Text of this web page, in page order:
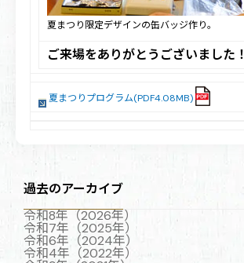
夏まつり限定デザインの缶バッジ作り。
ご来場をありがとうございました！
夏まつりプログラム(PDF4.08MB)
過去のアーカイブ
令和8年（2026年）
令和7年（2025年）
令和6年（2024年）
令和4年（2022年）